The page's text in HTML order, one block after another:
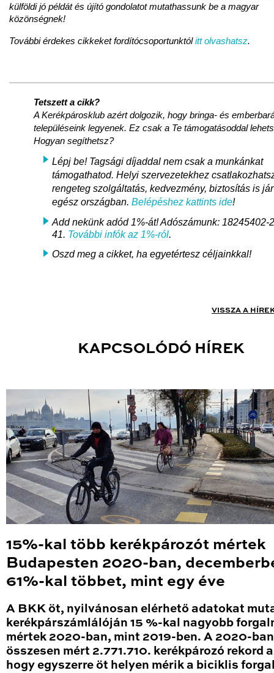
külföldi jó példát és újító gondolatot mutathassunk be a magyar
közönségnek!
További érdekes cikkeket fordítócsoportunktólitt olvashatsz.
Tetszett a cikk?
A Kerékpárosklub azért dolgozik, hogy bringa- és
településeink legyenek. Ez csak a Te támogatásoddal
Hogyan segíthetsz?
Lépj be! Tagsági díjaddal nem csak a munkánkat
támogathatod. Helyi szervezetekhez
rengeteg szolgáltatás, kedvezmény, biztosítás is
egész országban. Belépéshez kattints ide!
Add nekünk adód 1%-át! Adószámunk: 18245402-
41. További infók az 1%-ról.
Oszd meg a cikket, ha egyetértesz céljainkkal!
VISSZA A
KAPCSOLÓDÓ HÍREK
15%-kal több kerékpározót mértek
Budapesten 2020-ban,
61%-kal többet, mint egy éve
A BKK öt, nyilvánosan elérhető adatokat
kerékpárszámlálóján 15 %-kal nagyobb
mértek 2020-ban, mint 2019-ben. A 2020-ban
összesen mért 2.771.710. kerékpározó rekord
hogy egyszerre öt helyen mérik a biciklis